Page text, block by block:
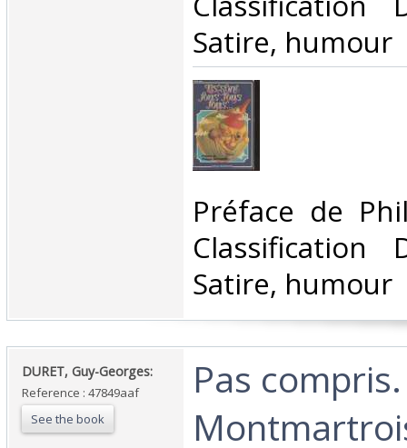
Satire, humour‎
‎Préface de
Classification
Satire, humour‎
‎DURET, Guy-Georges:‎
Reference : 47849aaf
See the book
‎Pas